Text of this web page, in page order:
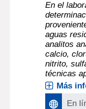
En el
aguas
analitos
calcio,
nitrito,
técnicas
Más
En